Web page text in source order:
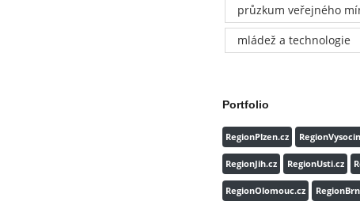
průzkum veřejného
mládež a technologie
Portfolio
RegionPlzen.cz
RegionJih.cz RegionUsti.cz
RegionOlomouc.cz